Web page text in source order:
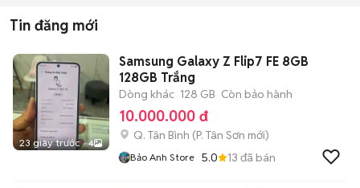
Tin đăng mới
23 giây trước 4
Samsung Galaxy Z Flip7 FE 8GB
128GB Trắng
Dòng khác 128 GB Còn bảo hành
10.000.000 đ
Q. Tân Bình (P. Tân Sơn mới)
Bảo Anh Store 5.0 13 đã bán